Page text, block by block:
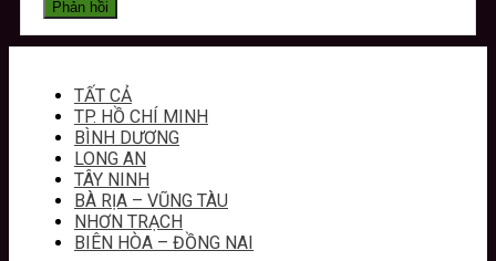
TẤT CẢ
TP. HỒ CHÍ MINH
BÌNH DƯƠNG
LONG AN
TÂY NINH
BÀ RỊA – VŨNG TÀU
NHƠN TRẠCH
BIÊN HÒA – ĐỒNG NAI